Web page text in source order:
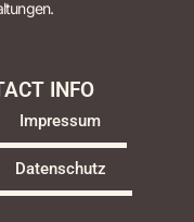
INFO
Impressum
Datenschutz